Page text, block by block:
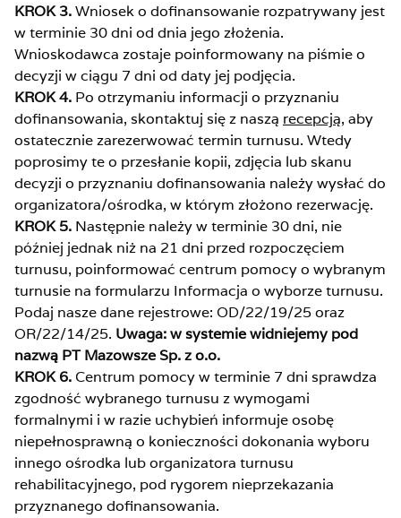
KROK 3.Wniosek o dofinansowanie rozpatrywany jest
w terminie 30 dni od dnia jego złożenia.
Wnioskodawca zostaje poinformowany na piśmie o
decyzji w ciągu 7 dni od daty jej podjęcia.
KROK 4. Po otrzymaniu informacji o przyznaniu
dofinansowania, skontaktuj się z naszą recepcją, aby
ostatecznie zarezerwować termin turnusu. Wtedy
poprosimy te o przesłanie kopii, zdjęcia lub skanu
decyzji o przyznaniu dofinansowania należy wysłać do
organizatora/ośrodka, w którym złożono rezerwację.
KROK 5. Następnie należy w terminie 30 dni, nie
później jednak niż na 21 dni przed rozpoczęciem
turnusu, poinformować centrum pomocy o wybranym
turnusie na formularzu Informacja o wyborze turnusu.
Podaj nasze dane rejestrowe: OD/22/19/25 oraz
OR/22/14/25. Uwaga: w systemie widniejemy pod
nazwą PT Mazowsze Sp. z o.o.
KROK 6. Centrum pomocy w terminie 7 dni sprawdza
zgodność wybranego turnusu z wymogami
formalnymi i w razie uchybień informuje osobę
niepełnosprawną o konieczności dokonania wyboru
innego ośrodka lub organizatora turnusu
rehabilitacyjnego, pod rygorem nieprzekazania
przyznanego dofinansowania.